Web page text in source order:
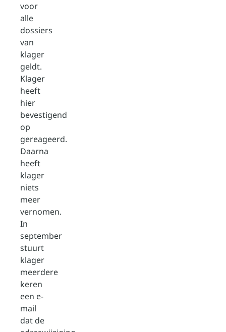
voor
alle
dossiers
van
klager
geldt.
Klager
heeft
hier
bevestigend
op
gereageerd.
Daarna
heeft
klager
niets
meer
vernomen.
In
september
stuurt
klager
meerdere
keren
een e-
mail
dat de